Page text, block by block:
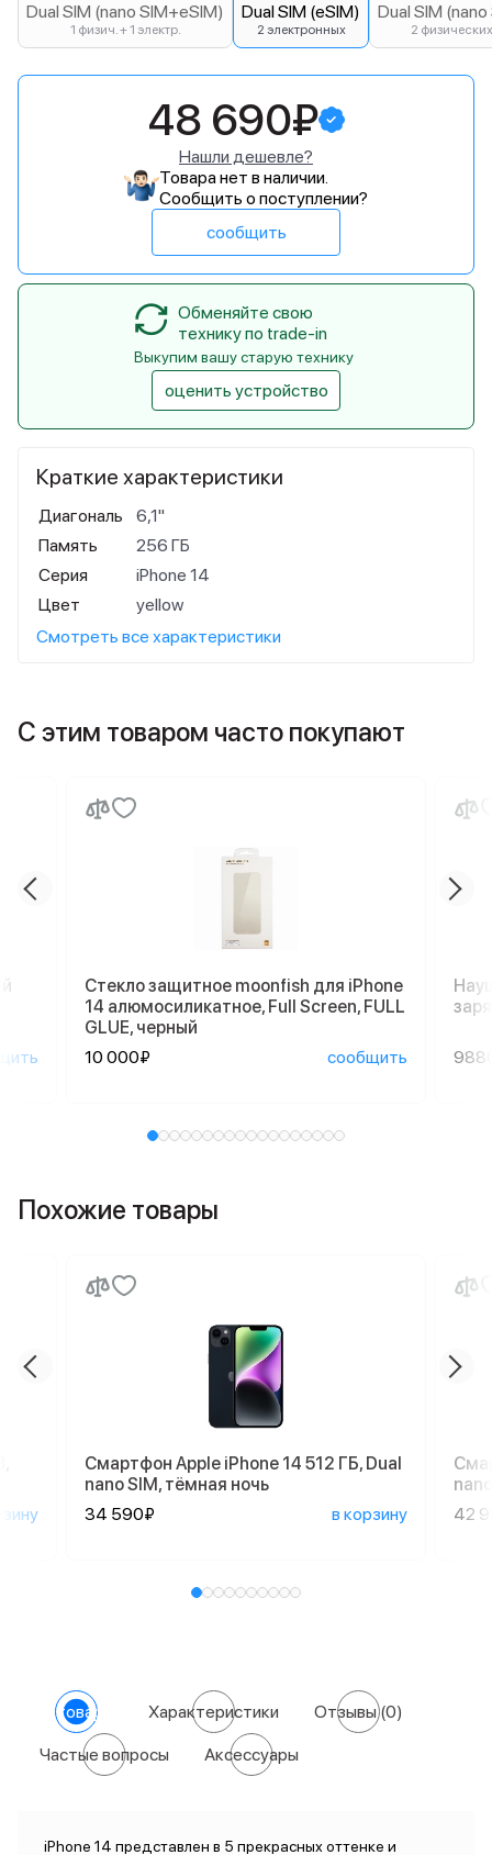
Краткие характеристики
Диагональ
6,1"
Память
256 ГБ
Серия
iPhone 14
Цвет
yellow
Смотреть все характеристики
Dual SIM (nano SIM+eSIM)
1 физич. + 1 электр.
Dual SIM (eSIM)
2 электронных
Dual SIM
2 физических
48 690₽
Нашли дешевле?
Товара нет в наличии.
Сообщить о поступлении?
сообщить
Обменяйте свою
технику по trade-in
Выкупим вашу старую технику
оценить устройство
С этим товаром часто покупают
Стекло защитное moonfish для iPhone
14 алюмосиликатное, Full Screen, FULL
GLUE, черный
10 000₽
сообщить
Похожие товары
Смартфон Apple iPhone 14 512 ГБ, Dual
nano SIM, тёмная ночь
34 590₽
в корзину
42
О товаре Характеристики Отзывы(0)
Частые вопросы Аксессуары
iPhone 14 представлен в 5 прекрасных оттенке и